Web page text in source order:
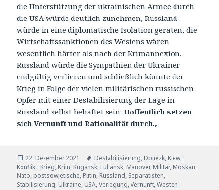
die Unterstützung der ukrainischen Armee durch
die USA würde deutlich zunehmen, Russland
würde in eine diplomatische Isolation geraten, die
Wirtschaftssanktionen des Westens wären
wesentlich härter als nach der Krimannexion,
Russland würde die Sympathien der Ukrainer
endgültig verlieren und schließlich könnte der
Krieg in Folge der vielen militärischen russischen
Opfer mit einer Destabilisierung der Lage in
Russland selbst behaftet sein.Hoffentlich setzen
sich Vernunft und Rationalität durch.„
Veröffentlicht
am
22. Dezember 2021 Tags
Destabilisierung, Donezk, Kiew,
Konflikt, Krieg, Krim, Kugansk, Luhansk, Manöver, Militär, Moskau,
Nato, postsowjetische, Putin, Russland, Separatisten,
Stabilisierung, Ulkraine, USA,Verlegung,Vernunft,Westen